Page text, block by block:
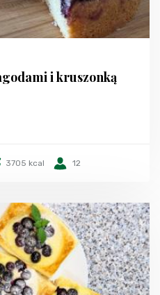
i kruszonką
3705 kcal 12